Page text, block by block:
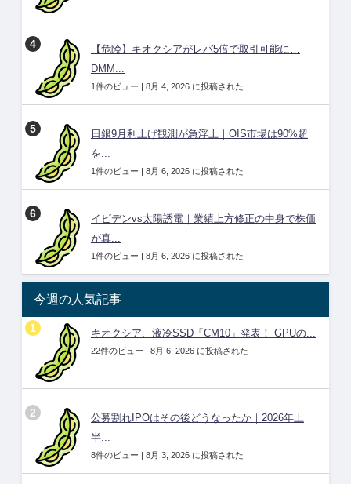
【危険】キオクシアがレバ5倍で取引可能に…
DMM...
1件のビュー | 8月 4, 2026 に投稿された
日銀9月利上げ観測が急浮上｜OIS市場は90%超
を...
1件のビュー | 8月 6, 2026 に投稿された
イビデンvs太陽誘電｜業績上方修正の中身で株価
が真...
1件のビュー | 8月 6, 2026 に投稿された
今週の人気記事
キオクシア、液冷SSD「CM10」発表！ GPUの...
22件のビュー | 8月 6, 2026 に投稿された
公募割れIPOはその後どうなったか｜2026年上
半...
8件のビュー | 8月 3, 2026 に投稿された